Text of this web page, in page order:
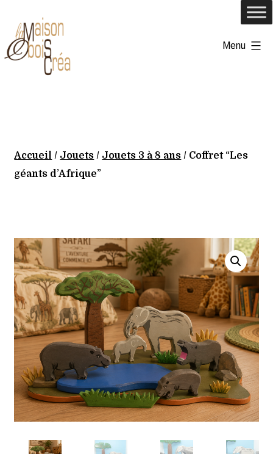
contenu
Menu
Accueil / Jouets / Jouets 3 à 8 ans / Coffret “Les
géants d’Afrique”